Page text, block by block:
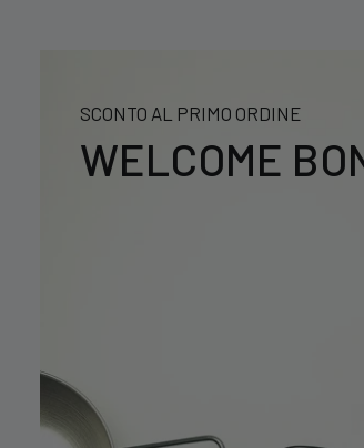
SCONTO AL PRIMO ORDINE
WELCOME